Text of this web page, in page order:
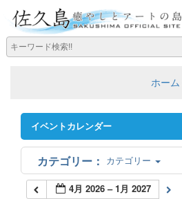
ホーム
イベントカレンダー
カテゴリー
4月 2026 – 1月 2027